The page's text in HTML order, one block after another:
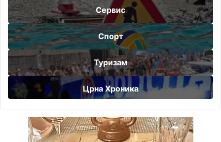
Сервис
Спорт
Туризам
Црна Хроника